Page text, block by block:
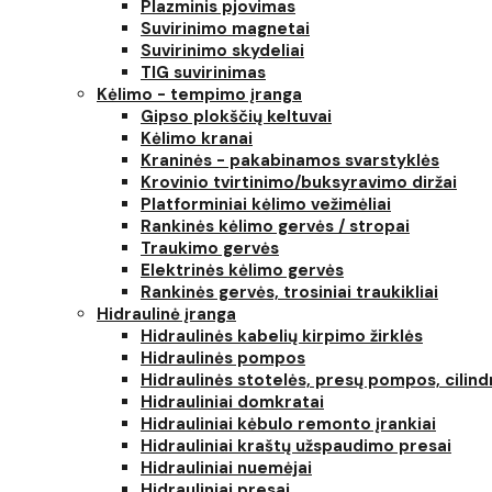
Plazminis pjovimas
Suvirinimo magnetai
Suvirinimo skydeliai
TIG suvirinimas
Kėlimo - tempimo įranga
Gipso plokščių keltuvai
Kėlimo kranai
Kraninės - pakabinamos svarstyklės
Krovinio tvirtinimo/buksyravimo diržai
Platforminiai kėlimo vežimėliai
Rankinės kėlimo gervės / stropai
Traukimo gervės
Elektrinės kėlimo gervės
Rankinės gervės, trosiniai traukikliai
Hidraulinė įranga
Hidraulinės kabelių kirpimo žirklės
Hidraulinės pompos
Hidraulinės stotelės, presų pompos,
Hidrauliniai domkratai
Hidrauliniai kėbulo remonto įrankiai
Hidrauliniai kraštų užspaudimo presai
Hidrauliniai nuemėjai